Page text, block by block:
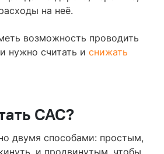
на неё.
возможность проводить
нужно считать и снижать
CAC?
двумя способами: простым,
и продвинутым, чтобы